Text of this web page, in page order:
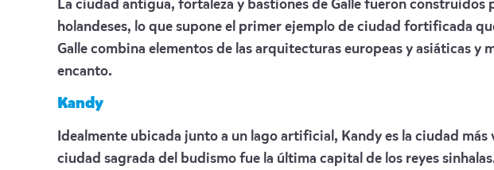
La ciudad antigua, fortaleza y bastiones de Galle fueron
holandeses, lo que supone el primer ejemplo de ciudad fortificada
Galle combina elementos de las arquitecturas europeas y asiáticas
encanto.
Kandy
Idealmente ubicada junto a un lago artificial, Kandy es la ciudad
ciudad sagrada del budismo fue la última capital de los reyes